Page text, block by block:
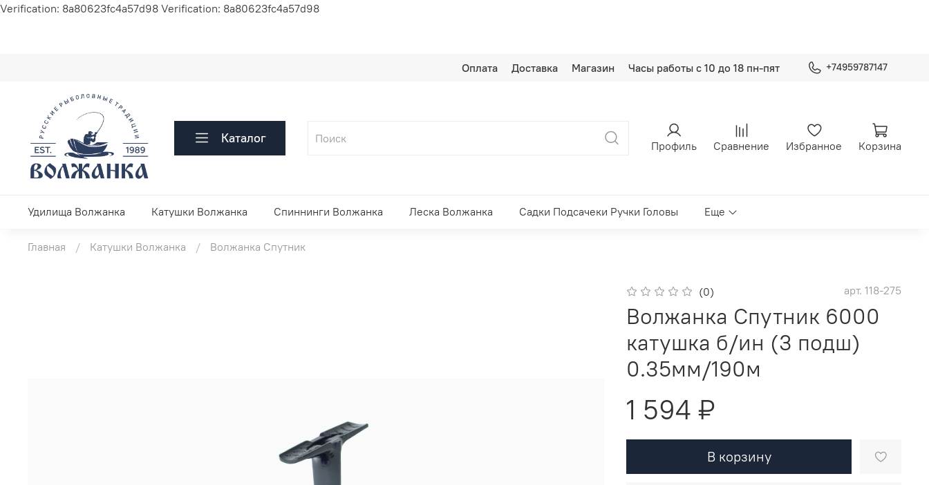
Verification: 8a80623fc4a57d98 Verification: 8a80623fc4a57d98
Оплата Доставка Магазин Часы работы с 10 до 18 пн-пят +74959787147
Каталог Профиль Сравнение Избранное Корзина
Удилища Волжанка Катушки Волжанка Спиннинги Волжанка Леска Волжанка Садки Подсачеки Ручки Головы Еще
Главная Катушки Волжанка Волжанка Спутник
(0) арт. 118-275
Волжанка Спутник 6000
катушка б/ин (3 подш)
0.35мм/190м
1 594 ₽
В корзину